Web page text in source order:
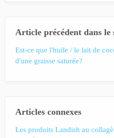
Article précédent dans le
Est-ce que l'huile / le lait de
d'une graisse saturée?
Articles connexes
Les produits Landish au